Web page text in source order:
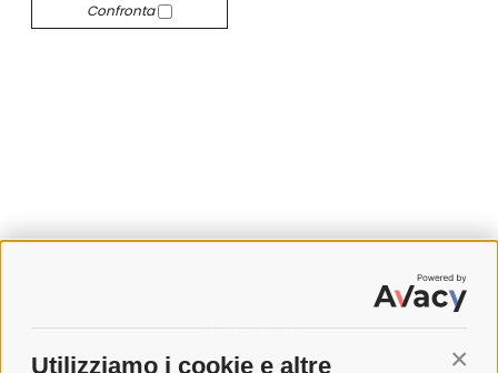
Utilizziamo i cookie e altre
Confronta
SPEDIZIONI
COSTI DI SPEDIZIONE